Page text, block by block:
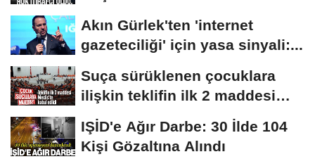
Akın Gürlek'ten 'internet
gazeteciliği' için yasa sinyali:...
Suça sürüklenen çocuklara
ilişkin teklifin ilk 2 maddesi
kabul edildi
IŞİD'e Ağır Darbe: 30 İlde 104
Kişi Gözaltına Alındı